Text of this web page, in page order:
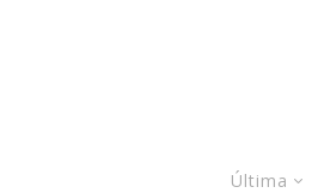
Última